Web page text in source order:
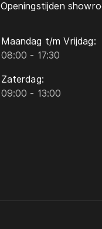
Openingstijden
Maandag t/m Vrijdag:
08:00 - 17:30
Zaterdag:
09:00 - 13:00